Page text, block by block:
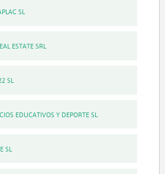
SL
ESTATE SRL
SL
EDUCATIVOS Y DEPORTE SL
SL